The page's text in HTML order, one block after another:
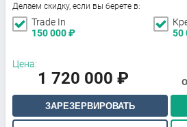
Делаем скидку, если вы берете в:
Trade In
150 000₽
50
Цена:
1 720 000 ₽
ЗАРЕЗЕРВИРОВАТЬ